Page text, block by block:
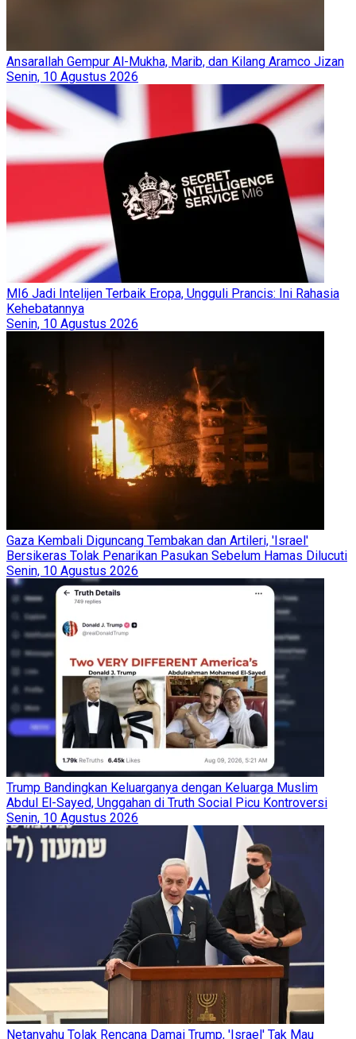
Ansarallah Gempur Al-Mukha, Marib, dan Kilang Aramco Jizan
Senin, 10 Agustus 2026
MI6 Jadi Intelijen Terbaik Eropa, Ungguli Prancis: Ini Rahasia
Kehebatannya
Senin, 10 Agustus 2026
Gaza Kembali Diguncang Tembakan dan Artileri, 'Israel'
Bersikeras Tolak Penarikan Pasukan Sebelum Hamas Dilucuti
Senin, 10 Agustus 2026
Trump Bandingkan Keluarganya dengan Keluarga Muslim
Abdul El-Sayed, Unggahan di Truth Social Picu Kontroversi
Senin, 10 Agustus 2026
Netanyahu Tolak Rencana Damai Trump, 'Israel' Tak Mau